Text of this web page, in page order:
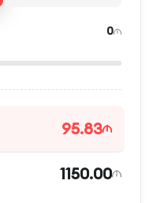
0
95.83
1150.00